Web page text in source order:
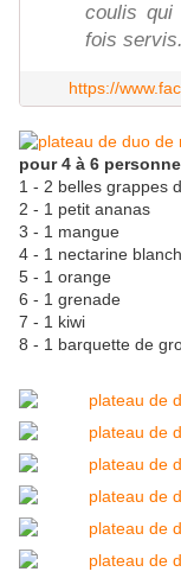
coulis qui
fois servis.
https://
pour 4 à 6
1 - 2 belles grappes
2 - 1 petit ananas
3 - 1 mangue
4 - 1 nectarine
5 - 1 orange
6 - 1 grenade
7 - 1 kiwi
8 - 1 barquette de